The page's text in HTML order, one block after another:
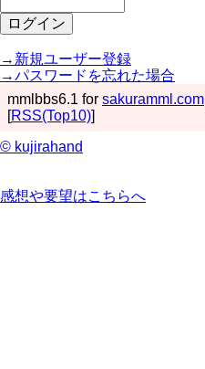
→新規ユーザー登録
→パスワードを忘れた場合
mmlbbs6.1 for sakuramml.com
[RSS(Top10)]
© kujirahand
感想や要望はこちらへ